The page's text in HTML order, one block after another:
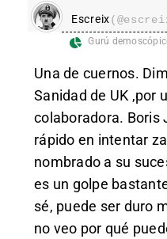
Escreix
Gurú
Una de cuernos.
Sanidad de UK ,por
colaboradora. Boris
rápido en intentar
nombrado a su
es un golpe
sé, puede ser duro
no veo por qué